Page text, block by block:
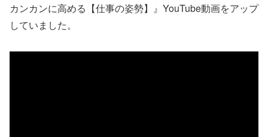
カンカンに高める【仕事の姿勢】』YouTube動画をアップ
していました。